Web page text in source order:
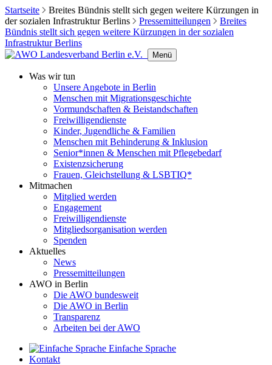
Startseite
Breites Bündnis stellt sich gegen weitere Kürzungen in
der sozialen Infrastruktur Berlins
Pressemitteilungen
Breites
Bündnis stellt sich gegen weitere Kürzungen in der sozialen
Infrastruktur Berlins
Menü
Was wir tun
Unsere Angebote in Berlin
Menschen mit Migrationsgeschichte
Vormundschaften & Beistandschaften
Freiwilligendienste
Kinder, Jugendliche & Familien
Menschen mit Behinderung & Inklusion
Senior*innen & Menschen mit Pflegebedarf
Existenzsicherung
Frauen, Gleichstellung & LSBTIQ*
Mitmachen
Mitglied werden
Engagement
Freiwilligendienste
Mitgliedsorganisation werden
Spenden
Aktuelles
News
Pressemitteilungen
AWO in Berlin
Die AWO bundesweit
Die AWO in Berlin
Transparenz
Arbeiten bei der AWO
Einfache Sprache
Kontakt